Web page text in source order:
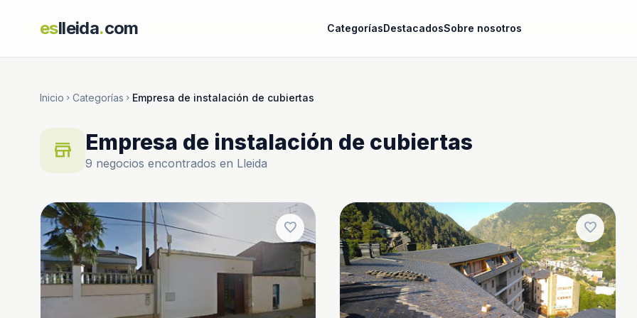
eslleida.com CategoríasDestacadosSobre nosotros
Inicio chevron_right Categorías chevron_right Empresa de instalación de cubiertas
store Empresa de instalación de cubiertas
9 negocios encontrados en Lleida
favorite favorite